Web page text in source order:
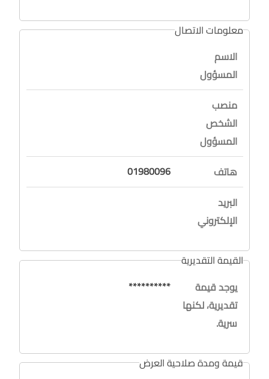
معلومات الاتصال
الاسم
المسؤول
منصب
الشخص
المسؤول
هاتف
01980096
البريد
الإلكتروني
القيمة التقديرية
يوجد قيمة
تقديرية، لكنها
سرية.
**********
قيمة ومدة صلاحية العرض